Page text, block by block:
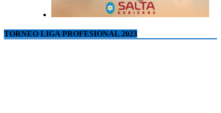
TORNEO LIGA PROFESIONAL 2023